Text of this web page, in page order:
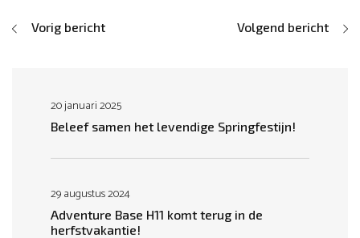
Volgend bericht
Vorig bericht
20 januari 2025
Beleef samen het levendige Springfestijn!
29 augustus 2024
Adventure Base H11 komt terug in de
herfstvakantie!